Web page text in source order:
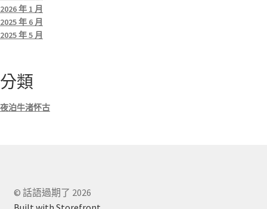
2026 年 1 月
2025 年 6 月
2025 年 5 月
分類
夜泊牛渚怀古
© 話語過期了 2026